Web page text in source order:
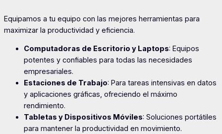
Equipamos a tu equipo con las mejores herramientas para
maximizar la productividad y eficiencia.
Computadoras de Escritorio y Laptops: Equipos
potentes y confiables para todas las necesidades
empresariales.
Estaciones de Trabajo: Para tareas intensivas en datos
y aplicaciones gráficas, ofreciendo el máximo
rendimiento.
Tabletas y Dispositivos Móviles: Soluciones portátiles
para mantener la productividad en movimiento.